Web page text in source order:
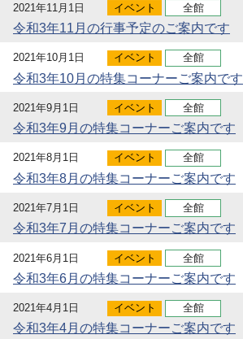
2021年11月1日 イベント 全館
令和3年11月の行事予定のご案内です
2021年10月1日 イベント 全館
令和3年10月の特集コーナーご案内です
2021年9月1日 イベント 全館
令和3年9月の特集コーナーご案内です
2021年8月1日 イベント 全館
令和3年8月の特集コーナーご案内です
2021年7月1日 イベント 全館
令和3年7月の特集コーナーご案内です
2021年6月1日 イベント 全館
令和3年6月の特集コーナーご案内です
2021年4月1日 イベント 全館
令和3年4月の特集コーナーご案内です